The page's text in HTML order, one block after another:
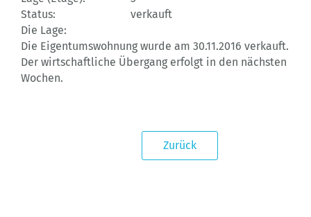
Status:
verkauft
Die Lage:
Die Eigentumswohnung wurde am 30.11.2016 verkauft.
Der wirtschaftliche Übergang erfolgt in den nächsten
Wochen.
Zurück